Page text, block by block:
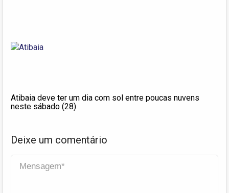
Atibaia deve ter um dia com sol entre poucas nuvens
neste sábado (28)
Deixe um comentário